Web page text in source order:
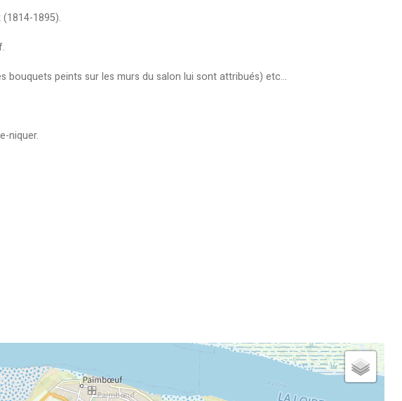
1895).
bouquets peints sur les murs du salon lui sont attribués) etc...
niquer.